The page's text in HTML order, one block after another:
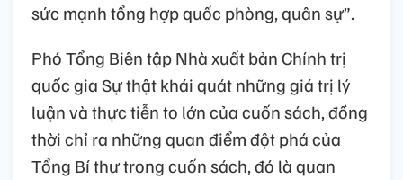
sức mạnh tổng hợp quốc phòng, quân sự”.
Phó Tổng Biên tập Nhà xuất bản Chính trị
quốc gia Sự thật khái quát những giá trị lý
luận và thực tiễn to lớn của cuốn sách, đồng
thời chỉ ra những quan điểm đột phá của
Tổng Bí thư trong cuốn sách, đó là quan